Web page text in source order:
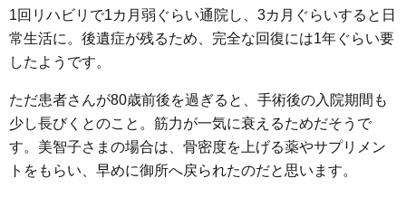
1回リハビリで1カ月弱ぐらい通院し、3カ月ぐらいすると日
常生活に。後遺症が残るため、完全な回復には1年ぐらい要
したようです。
ただ患者さんが80歳前後を過ぎると、手術後の入院期間も
少し長びくとのこと。筋力が一気に衰えるためだそうで
す。美智子さまの場合は、骨密度を上げる薬やサプリメン
トをもらい、早めに御所へ戻られたのだと思います。